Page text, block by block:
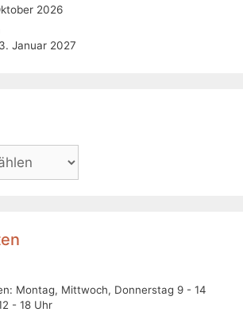
2026
Januar 2027
Montag, Mittwoch, Donnerstag 9 - 14
- 18 Uhr